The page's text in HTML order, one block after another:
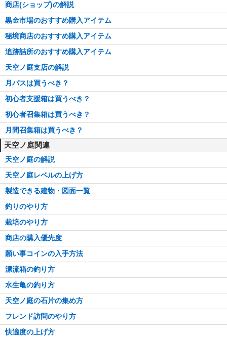
商店(ショップ)の解説
黒金市場のおすすめ購入アイテム
秘境商店のおすすめ購入アイテム
追跡詰所のおすすめ購入アイテム
天空ノ庭支店の解説
月パスは買うべき？
初心者支援箱は買うべき？
初心者召集箱は買うべき？
月間召集箱は買うべき？
天空ノ庭関連
天空ノ庭の解説
天空ノ庭レベルの上げ方
製造できる建物・図面一覧
釣りのやり方
栽培のやり方
商店の購入優先度
願い事コインの入手方法
漂流箱の釣り方
水生亀の釣り方
天空ノ庭の石片の集め方
フレンド訪問のやり方
快適度の上げ方